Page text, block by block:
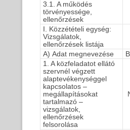
3.1. A működés
törvényessége,
ellenőrzések
I. Közzétételi egység:
Vizsgálatok,
ellenőrzések listája
A) Adat megnevezése
1. A közfeladatot ellátó
szervnél végzett
alaptevékenységgel
kapcsolatos –
megállapításokat
tartalmazó –
vizsgálatok,
ellenőrzések
felsorolása